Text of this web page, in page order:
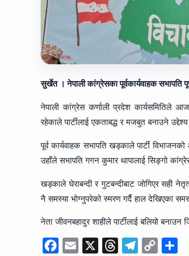
सुर्खेत । नेपाली कांग्रेसका पूर्वकार्यवाहक
नेपाली कांग्रेस कर्णाली प्रदेश कार्यसमितिले आज
रहेकाले पार्टीलाई एकताबद्ध र मजबुत बनाउने
पूर्व कार्यवाहक सभापति खड्काले पार्टी
उहाँले सभापति गगन कुमार थापालाई सिङ्गो
खड्काले घेराबन्दी र गुटबन्दीबाट जोगिएर सही
नै समस्या भोग्नुपरेको स्मरण गर्दै हाल देखिएका
नेता जीवनबहादुर शाहीले पार्टीलाई बलियो
F
E
X
T
T
C